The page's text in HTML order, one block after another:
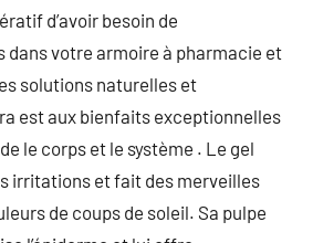
d’avoir besoin de
dans votre armoire à pharmacie et
solutions naturelles et
est aux bienfaits exceptionnelles
le corps et le système . Le gel
irritations et fait des merveilles
de coups de soleil. Sa pulpe